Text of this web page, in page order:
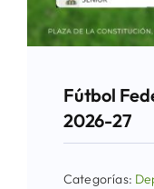
Fútbol
2026-27
Categorías: